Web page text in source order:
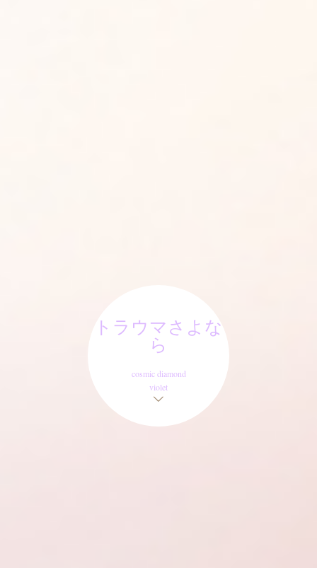
トラウマさよな
ら
cosmic diamond
violet